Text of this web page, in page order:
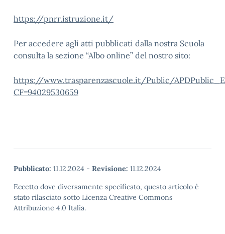
https://pnrr.istruzione.it/
Per accedere agli atti pubblicati dalla nostra Scuola
consulta la sezione “Albo online” del nostro sito:
https://www.trasparenzascuole.it/Public/
CF=94029530659
Pubblicato: 11.12.2024 - Revisione: 11.12.2024
Eccetto dove diversamente specificato, questo articolo è
stato rilasciato sotto Licenza Creative Commons
Attribuzione 4.0 Italia.